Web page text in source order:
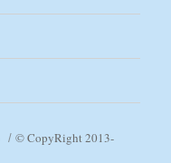
© CopyRight 2013-